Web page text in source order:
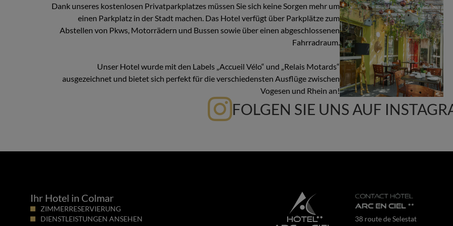
Dank unseres kostenlosen Privatparkplatzes müssen Sie sich keine Sorgen mehr um
einen Parkplatz in der Stadt machen. Das Hotel verfügt über Parkplätze zum
Abstellen von Pkws, Motorrädern und Bussen sowie über einen abgeschlossenen
Fahrradraum.
Unser Hotel wurde mit den Labels „Accueil Vélo“ und „Relais Motards“
ausgezeichnet und bietet sich perfekt für die verschiedensten Ausflüge zwischen
Vogesen und Rhein an!
FOLGEN SIE UNS AUF
Ihr Hotel in Colmar
ZIMMERRESERVIERUNG
DIENSTLEISTUNGEN ANSEHEN
38 route de Selestat